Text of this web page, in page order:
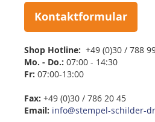
Kontaktformular
Shop Hotline: +49 (0)30 / 788
Mo. - Do.: 07:00 - 14:30
Fr: 07:00-13:00
Fax: +49 (0)30 / 786 20 45
Email: info@stempel-schilder-